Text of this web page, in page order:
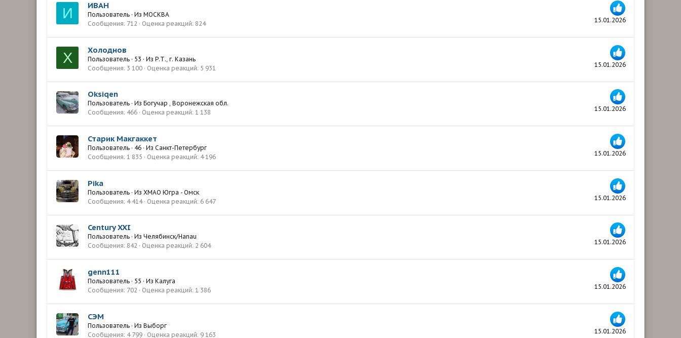
И 15.01.2026
ИВАН
Пользователь · Из МОСКВА
Сообщения 712 Оценка реакций 824
Х 15.01.2026
Холоднов
Пользователь · 53 · Из Р.Т., г. Казань
Сообщения 3 100 Оценка реакций 5 931
15.01.2026
Oksiqen
Пользователь · Из Богучар , Воронежская обл.
Сообщения 466 Оценка реакций 1 138
15.01.2026
Старик Макгаккет
Пользователь · 46 · Из Санкт-Петербург
Сообщения 1 835 Оценка реакций 4 196
15.01.2026
Pika
Пользователь · Из ХМАО Югра - Омск
Сообщения 4 414 Оценка реакций 6 647
15.01.2026
Century XXI
Пользователь · Из Челябинск/Hanau
Сообщения 842 Оценка реакций 2 604
15.01.2026
genn111
Пользователь · 55 · Из Калуга
Сообщения 702 Оценка реакций 1 386
15.01.2026
СЭМ
Пользователь · Из Выборг
Сообщения 4 799 Оценка реакций 9 163